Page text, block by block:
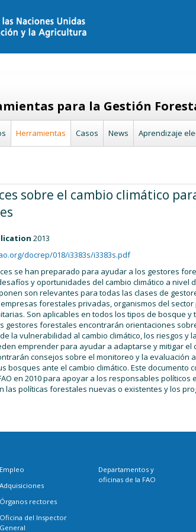
para la Gestión
Herramientas Casos News Aprendizaje
sobre el cambio climático
2013
docrep/018/i3383s/i3383s.pdf
se han preparado para ayudar a los gestores
y oportunidades del cambio climático a nivel
son relevantes para todas las clases de
forestales privadas, organismos del sector
Son aplicables en todos los tipos de bosque y
gestores forestales encontrarán orientaciones
la vulnerabilidad al cambio climático, los riesgos y
emprender para ayudar a adaptarse y mitigar el
consejos sobre el monitoreo y la evaluación
bosques ante el cambio climático. Este documento
en 2010 para apoyar a los responsables políticos
las políticas forestales nuevas o existentes y los
Empleo
Adquisiciones
Órganos rectores
Oficina del Inspector
General
Departamentos y
oficinas de la FAO